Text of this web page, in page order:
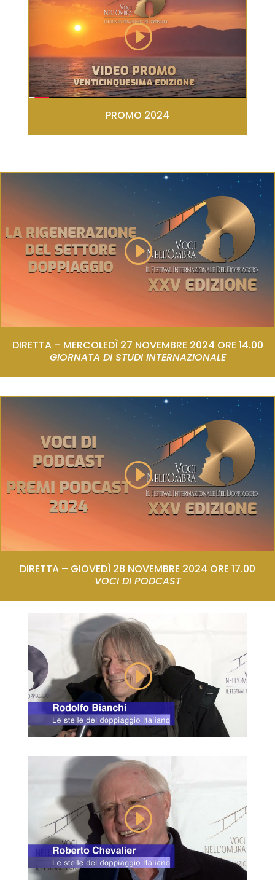
PROMO 2024
DIRETTA – MERCOLEDÌ 27 NOVEMBRE 2024 ORE 14.00
GIORNATA DI STUDI INTERNAZIONALE
DIRETTA – GIOVEDÌ 28 NOVEMBRE 2024 ORE 17.00
VOCI DI PODCAST